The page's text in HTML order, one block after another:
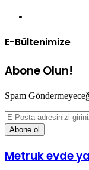
E-Bültenimize
Abone Olun!
Spam
E-
Posta
adresinizi
Metruk evde